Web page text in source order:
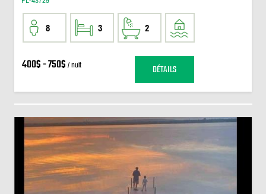
8 3 2
400$ - 750$ / nuit DÉTAILS